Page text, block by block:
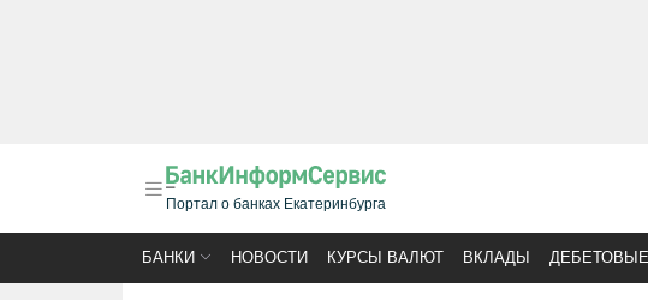
Портал о банках Екатеринбурга
БАНКИ НОВОСТИ КУРСЫ ВАЛЮТ ВКЛАДЫ